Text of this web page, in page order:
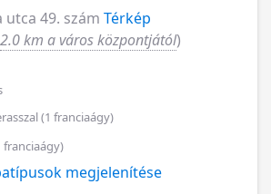
utca 49. szám Térkép
2.0 km a város központjától)
(1 franciaágy)
megjelenítése